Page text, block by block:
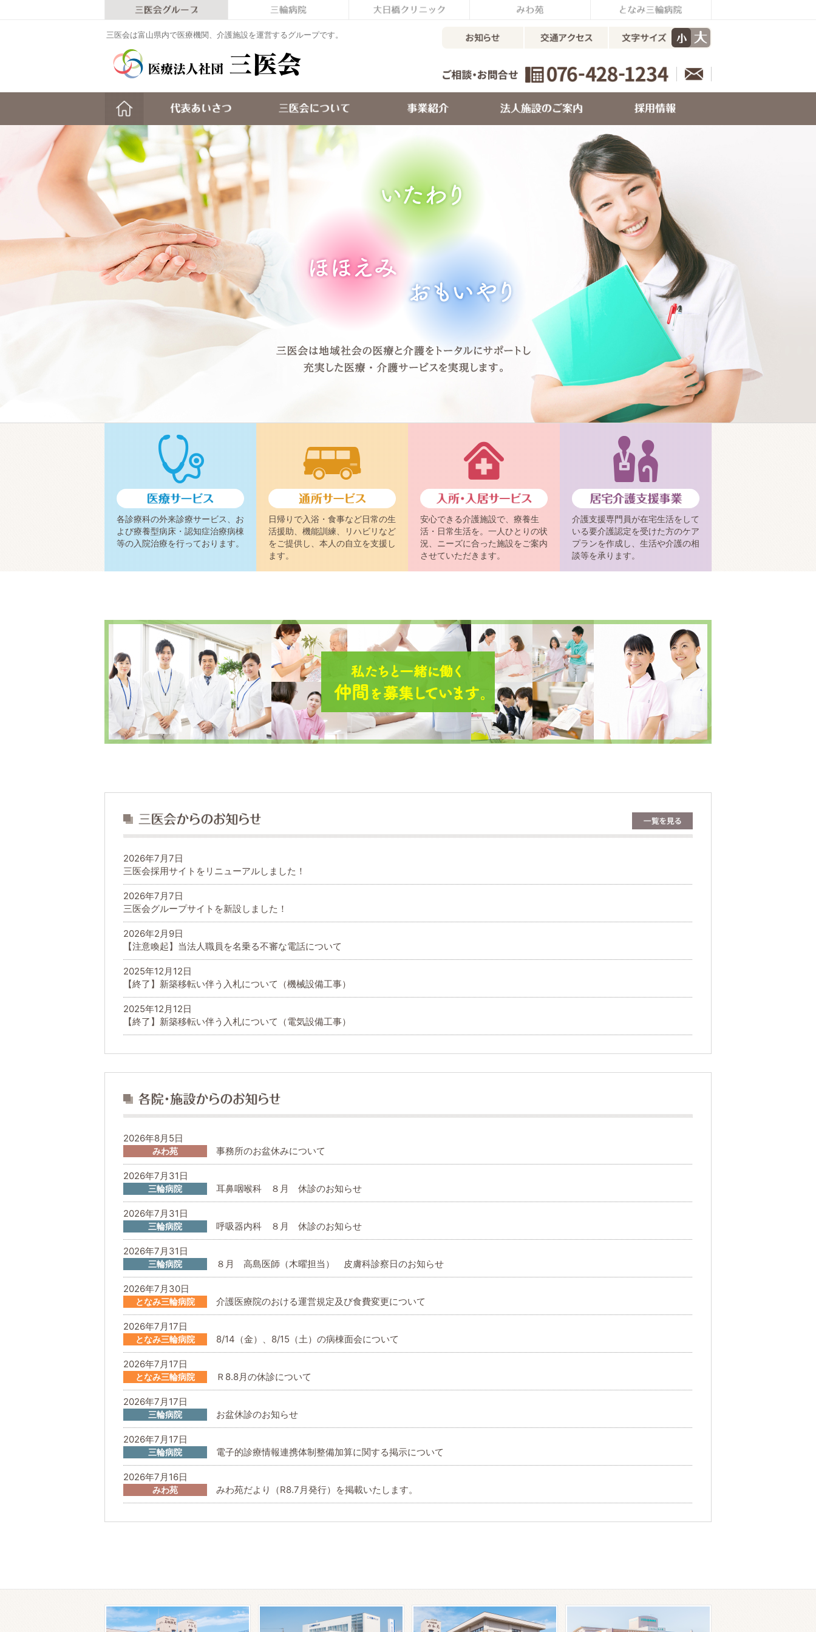
三医会は富山県内で医療機関、介護施設を運営するグループです。
各診療科の外来診療サービス、お
よび療養型病床・認知症治療病棟
等の入院治療を行っております。
日帰りで入浴・食事など日常の生
活援助、機能訓練、リハビリなど
をご提供し、本人の自立を支援し
ます。
安心できる介護施設で、療養生
活・日常生活を。一人ひとりの状
況、ニーズに合った施設をご案内
させていただきます。
介護支援専門員が在宅生活をして
いる要介護認定を受けた方のケア
プランを作成し、生活や介護の相
談等を承ります。
2026年7月7日
三医会採用サイトをリニューアルしました！
2026年7月7日
三医会グループサイトを新設しました！
2026年2月9日
【注意喚起】当法人職員を名乗る不審な電話について
2025年12月12日
【終了】新築移転い伴う入札について（機械設備工事）
2025年12月12日
【終了】新築移転い伴う入札について（電気設備工事）
2026年8月5日
みわ苑 事務所のお盆休みについて
2026年7月31日
三輪病院 耳鼻咽喉科 ８月 休診のお知らせ
2026年7月31日
三輪病院 呼吸器内科 ８月 休診のお知らせ
2026年7月31日
三輪病院 ８月 高島医師（木曜担当） 皮膚科診察日のお知らせ
2026年7月30日
となみ三輪病院 介護医療院のおける運営規定及び食費変更について
2026年7月17日
となみ三輪病院 8/14（金）、8/15（土）の病棟面会について
2026年7月17日
となみ三輪病院 Ｒ8.8月の休診について
2026年7月17日
三輪病院 お盆休診のお知らせ
2026年7月17日
三輪病院 電子的診療情報連携体制整備加算に関する掲示について
2026年7月16日
みわ苑 みわ苑だより（R8.7月発行）を掲載いたします。